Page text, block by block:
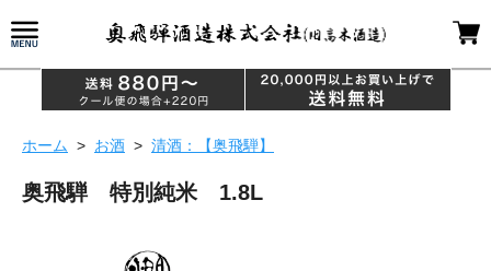
ホーム > お酒 > 清酒：【奥飛騨】
奥飛騨 特別純米 1.8L